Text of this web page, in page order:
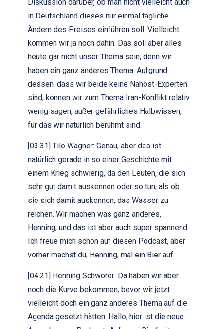
Diskussion darüber, ob man nicht vielleicht auch
in Deutschland dieses nur einmal tägliche
Ändern des Preises einführen soll. Vielleicht
kommen wir ja noch dahin. Das soll aber alles
heute gar nicht unser Thema sein, denn wir
haben ein ganz anderes Thema. Aufgrund
dessen, dass wir beide keine Nahost-Experten
sind, können wir zum Thema Iran-Konflikt relativ
wenig sagen, außer gefährliches Halbwissen,
für das wir natürlich berühmt sind.
[03:31] Tilo Wagner: Genau, aber das ist
natürlich gerade in so einer Geschichte mit
einem Krieg schwierig, da den Leuten, die sich
sehr gut damit auskennen oder so tun, als ob
sie sich damit auskennen, das Wasser zu
reichen. Wir machen was ganz anderes,
Henning, und das ist aber auch super spannend.
Ich freue mich schon auf diesen Podcast, aber
vorher machst du, Henning, mal ein Bier auf.
[04:21] Henning Schwörer: Da haben wir aber
noch die Kurve bekommen, bevor wir jetzt
vielleicht doch ein ganz anderes Thema auf die
Agenda gesetzt hätten. Hallo, hier ist die neue